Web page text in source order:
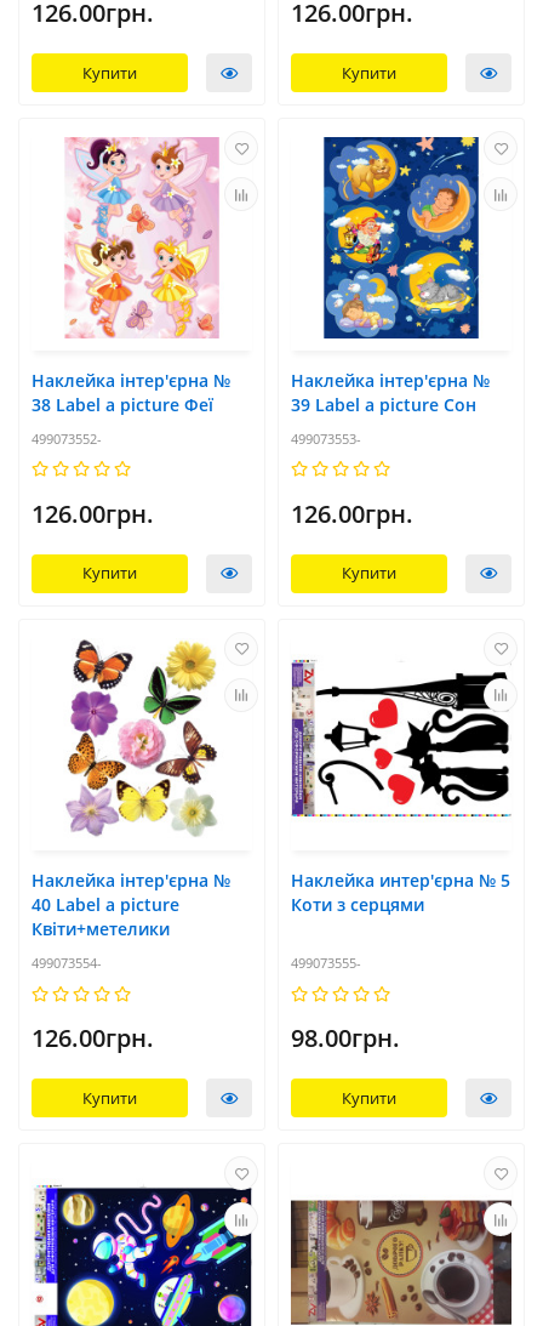
126.00грн.
Купити
126.00грн.
Купити
Наклейка інтер'єрна №
38 Label a picture Феї
499073552-
126.00грн.
Купити
Наклейка інтер'єрна №
39 Label a picture Сон
499073553-
126.00грн.
Купити
Наклейка інтер'єрна №
40 Label a picture
Квіти+метелики
499073554-
126.00грн.
Купити
Наклейка интер'єрна № 5
Коти з серцями
499073555-
98.00грн.
Купити